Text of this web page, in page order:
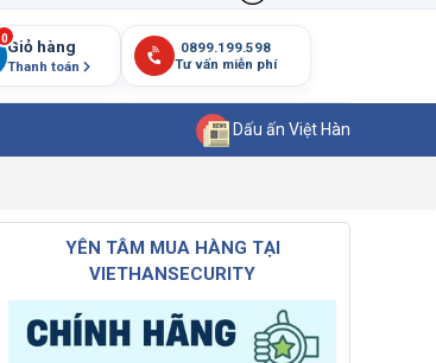
Giỏ hàng
Thanh toán
0
Dấu ấn Việt Hàn
YÊN TÂM MUA HÀNG TẠI
VIETHANSECURITY